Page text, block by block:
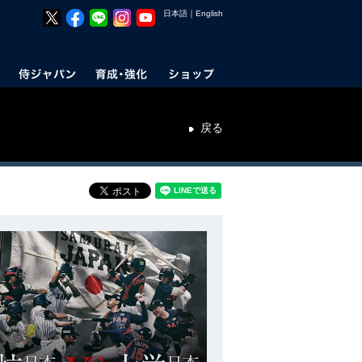
日本語 ｜ English
戻る